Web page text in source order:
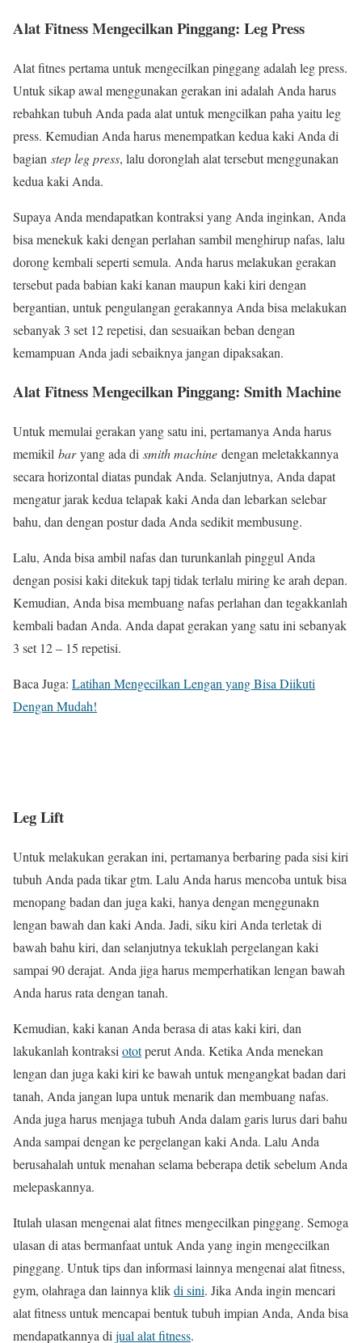
Alat Fitness Mengecilkan Pinggang: Leg Press
Alat fitnes pertama untuk mengecilkan pinggang adalah leg press.
Untuk sikap awal menggunakan gerakan ini adalah Anda harus
rebahkan tubuh Anda pada alat untuk mengcilkan paha yaitu leg
press. Kemudian Anda harus menempatkan kedua kaki Anda di
bagian step leg press, lalu doronglah alat tersebut menggunakan
kedua kaki Anda.
Supaya Anda mendapatkan kontraksi yang Anda inginkan, Anda
bisa menekuk kaki dengan perlahan sambil menghirup nafas, lalu
dorong kembali seperti semula. Anda harus melakukan gerakan
tersebut pada babian kaki kanan maupun kaki kiri dengan
bergantian, untuk pengulangan gerakannya Anda bisa melakukan
sebanyak 3 set 12 repetisi, dan sesuaikan beban dengan
kemampuan Anda jadi sebaiknya jangan dipaksakan.
Alat Fitness Mengecilkan Pinggang: Smith Machine
Untuk memulai gerakan yang satu ini, pertamanya Anda harus
memikil baryang ada di smith machine dengan meletakkannya
secara horizontal diatas pundak Anda. Selanjutnya, Anda dapat
mengatur jarak kedua telapak kaki Anda dan lebarkan selebar
bahu, dan dengan postur dada Anda sedikit membusung.
Lalu, Anda bisa ambil nafas dan turunkanlah pinggul Anda
dengan posisi kaki ditekuk tapj tidak terlalu miring ke arah depan.
Kemudian, Anda bisa membuang nafas perlahan dan tegakkanlah
kembali badan Anda. Anda dapat gerakan yang satu ini sebanyak
3 set 12 – 15 repetisi.
Baca Juga: Latihan Mengecilkan Lengan yang Bisa Diikuti
Dengan Mudah!
Leg Lift
Untuk melakukan gerakan ini, pertamanya berbaring pada sisi kiri
tubuh Anda pada tikar gtm. Lalu Anda harus mencoba untuk bisa
menopang badan dan juga kaki, hanya dengan menggunakn
lengan bawah dan kaki Anda. Jadi, siku kiri Anda terletak di
bawah bahu kiri, dan selanjutnya tekuklah pergelangan kaki
sampai 90 derajat. Anda jiga harus memperhatikan lengan bawah
Anda harus rata dengan tanah.
Kemudian, kaki kanan Anda berasa di atas kaki kiri, dan
lakukanlah kontraksi ototperut Anda. Ketika Anda menekan
lengan dan juga kaki kiri ke bawah untuk mengangkat badan dari
tanah, Anda jangan lupa untuk menarik dan membuang nafas.
Anda juga harus menjaga tubuh Anda dalam garis lurus dari bahu
Anda sampai dengan ke pergelangan kaki Anda. Lalu Anda
berusahalah untuk menahan selama beberapa detik sebelum Anda
melepaskannya.
Itulah ulasan mengenai alat fitnes mengecilkan pinggang. Semoga
ulasan di atas bermanfaat untuk Anda yang ingin mengecilkan
pinggang. Untuk tips dan informasi lainnya mengenai alat fitness,
gym, olahraga dan lainnya klikdi sini. Jika Anda ingin mencari
alat fitness untuk mencapai bentuk tubuh impian Anda, Anda bisa
mendapatkannya di jual alat fitness.